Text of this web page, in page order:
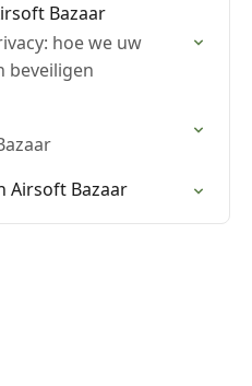
Bazaar
hoe we uw
beveiligen
Airsoft Bazaar